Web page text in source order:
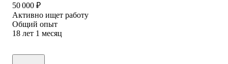
50 000 ₽
Активно ищет работу
Общий опыт
18 лет 1 месяц